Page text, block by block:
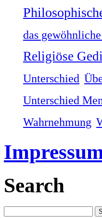
das
Religiöse
Unterschied
Unterschied
Wahrnehmung
Search